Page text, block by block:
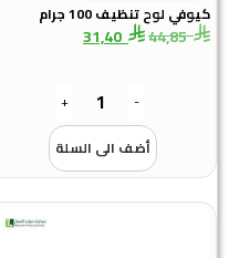
لوح تنظيف 100 جرام
44,85
31,40
+
أضف الى السلة